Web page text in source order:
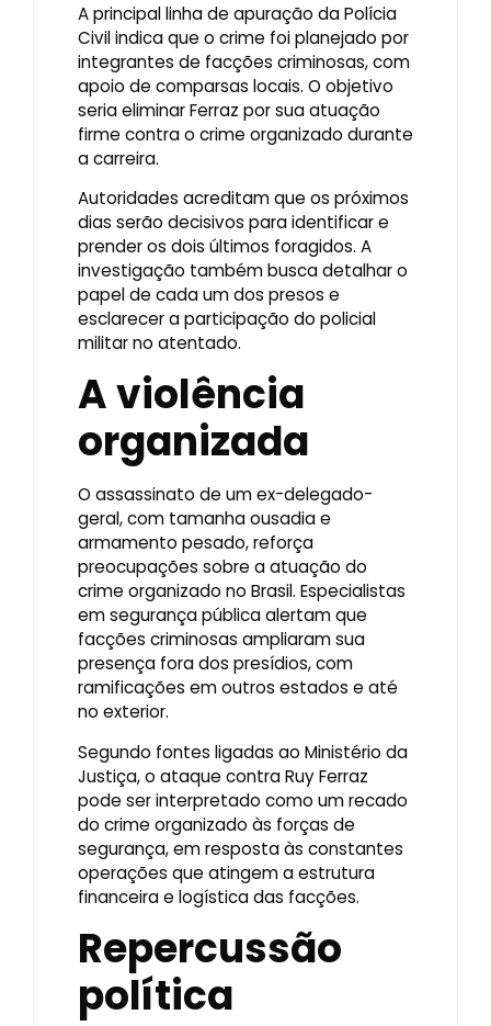
A principal linha de apuração da Polícia
Civil indica que o crime foi planejado por
integrantes de facções criminosas, com
apoio de comparsas locais. O objetivo
seria eliminar Ferraz por sua atuação
firme contra o crime organizado durante
a carreira.
Autoridades acreditam que os próximos
dias serão decisivos para identificar e
prender os dois últimos foragidos. A
investigação também busca detalhar o
papel de cada um dos presos e
esclarecer a participação do policial
militar no atentado.
A violência
organizada
O assassinato de um ex-delegado-
geral, com tamanha ousadia e
armamento pesado, reforça
preocupações sobre a atuação do
crime organizado no Brasil. Especialistas
em segurança pública alertam que
facções criminosas ampliaram sua
presença fora dos presídios, com
ramificações em outros estados e até
no exterior.
Segundo fontes ligadas ao Ministério da
Justiça, o ataque contra Ruy Ferraz
pode ser interpretado como um recado
do crime organizado às forças de
segurança, em resposta às constantes
operações que atingem a estrutura
financeira e logística das facções.
Repercussão
política